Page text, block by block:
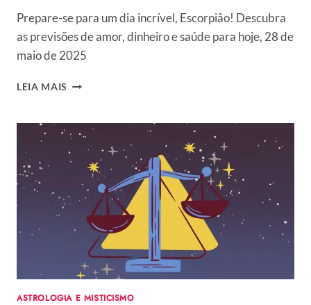
Prepare-se para um dia incrível, Escorpião! Descubra
as previsões de amor, dinheiro e saúde para hoje, 28 de
maio de 2025
LEIA MAIS HORÓSCOPO
PARA
ESCORPIÃO:
VEJA
PREVISÃO
DO
SIGNO
HOJE,
QUARTA,
28/05/2025
ASTROLOGIA E MISTICISMO